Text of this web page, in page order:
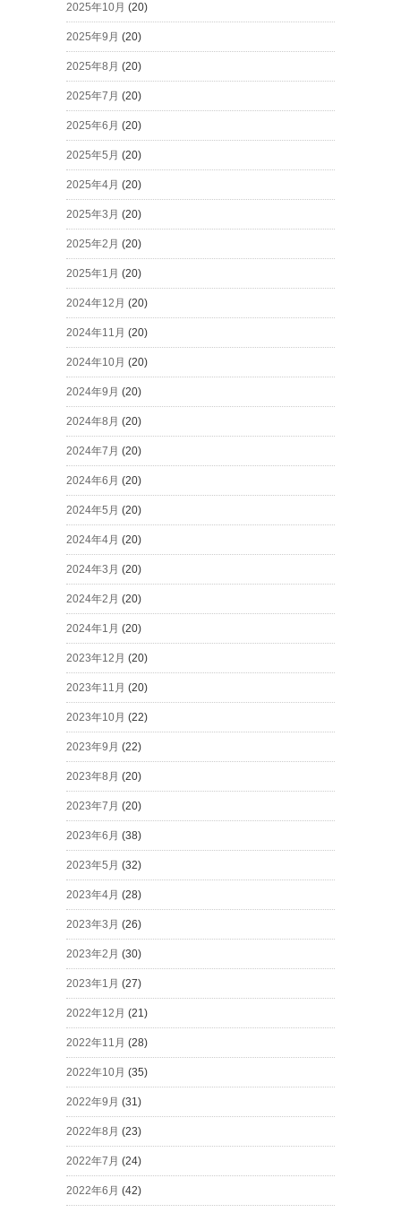
2025年10月 (20)
2025年9月 (20)
2025年8月 (20)
2025年7月 (20)
2025年6月 (20)
2025年5月 (20)
2025年4月 (20)
2025年3月 (20)
2025年2月 (20)
2025年1月 (20)
2024年12月 (20)
2024年11月 (20)
2024年10月 (20)
2024年9月 (20)
2024年8月 (20)
2024年7月 (20)
2024年6月 (20)
2024年5月 (20)
2024年4月 (20)
2024年3月 (20)
2024年2月 (20)
2024年1月 (20)
2023年12月 (20)
2023年11月 (20)
2023年10月 (22)
2023年9月 (22)
2023年8月 (20)
2023年7月 (20)
2023年6月 (38)
2023年5月 (32)
2023年4月 (28)
2023年3月 (26)
2023年2月 (30)
2023年1月 (27)
2022年12月 (21)
2022年11月 (28)
2022年10月 (35)
2022年9月 (31)
2022年8月 (23)
2022年7月 (24)
2022年6月 (42)